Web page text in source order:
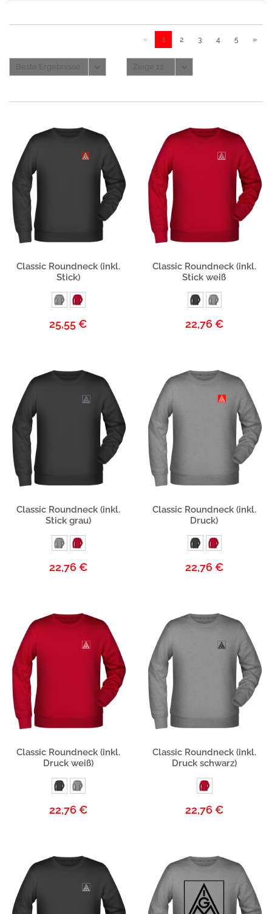
« 1 2 3 4 5 »
Produktbeschreibung
Classic Roundneck (inkl.
Stick)
25,55 €
Produktbeschreibung
Classic Roundneck (inkl.
Stick weiß
22,76 €
Produktbeschreibung
Classic Roundneck (inkl.
Stick grau)
22,76 €
Produktbeschreibung
Classic Roundneck (inkl.
Druck)
22,76 €
Produktbeschreibung
Classic Roundneck (inkl.
Druck weiß)
22,76 €
Produktbeschreibung
Classic Roundneck (inkl.
Druck schwarz)
22,76 €